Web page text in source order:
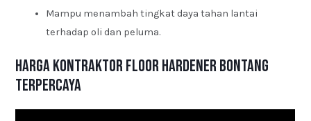
Mampu menambah tingkat daya tahan lantai
terhadap oli dan peluma.
Harga Kontraktor Floor Hardener Bontang
Terpercaya